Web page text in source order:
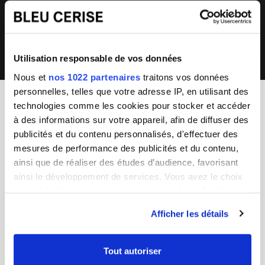
Utilisation responsable de vos données
Nous et nos 1022 partenaires traitons vos données
personnelles, telles que votre adresse IP, en utilisant des
technologies comme les cookies pour stocker et accéder
à des informations sur votre appareil, afin de diffuser des
publicités et du contenu personnalisés, d'effectuer des
mesures de performance des publicités et du contenu,
ainsi que de réaliser des études d’audience, favorisant
ainsi le développement de services. Vous avez le choix
tout moment en consultant la Déclaration relative aux
cookies ou en cliquant sur l'icône de confidentialité.
Afficher les détails
Tout autoriser
notre SAV 04 66 35 94 97
💰
Prix imbattables
les moins chers en France
BLEU CERISE
Enseigne Française
Service Client
Guides d'achat & FAQ
Du lundi au vendredi
8h - 17h
Sac Femme
Sac Homme
Junior/Enfant
Choisir un cadenas TSA